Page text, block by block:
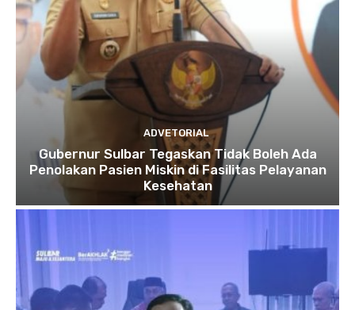
ADVETORIAL
Gubernur Sulbar Tegaskan Tidak Boleh Ada
Penolakan Pasien Miskin di Fasilitas Pelayanan
Kesehatan